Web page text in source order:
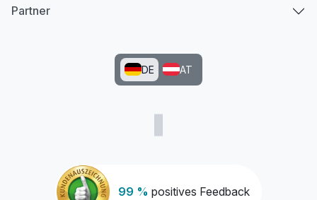
99 % positives Feedback
Partner
DE AT